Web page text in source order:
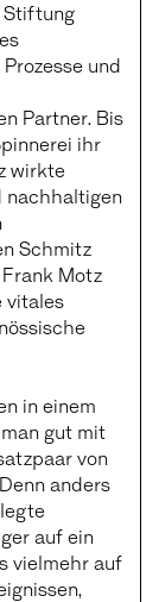
Stiftung
und
Partner. Bis
ihr
wirkte
nachhaltigen
Schmitz
Motz
vitales
in einem
gut mit
von
anders
auf ein
vielmehr auf